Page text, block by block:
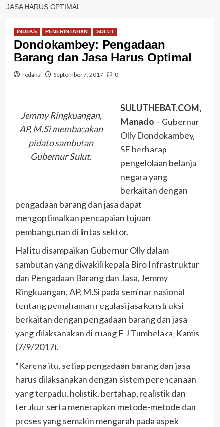
JASA HARUS OPTIMAL
INDEKS PEMERINTAHAN SULUT
Dondokambey: Pengadaan
Barang dan Jasa Harus Optimal
redaksi September 7, 2017 0
Jemmy Ringkuangan,
AP, M.Si membacakan
pidato sambutan
Gubernur Sulut.
SULUTHEBAT.COM,
Manado – Gubernur
Olly Dondokambey,
SE berharap
pengelolaan belanja
negara yang
berkaitan dengan
pengadaan barang dan jasa dapat
mengoptimalkan pencapaian tujuan
pembangunan di lintas sektor.
Hal itu disampaikan Gubernur Olly dalam
sambutan yang diwakili kepala Biro Infrastruktur
dan Pengadaan Barang dan Jasa, Jemmy
Ringkuangan, AP, M.Si pada seminar nasional
tentang pemahaman regulasi jasa konstruksi
berkaitan dengan pengadaan barang dan jasa
yang dilaksanakan di ruang F J Tumbelaka, Kamis
(7/9/2017).
“Karena itu, setiap pengadaan barang dan jasa
harus dilaksanakan dengan sistem perencanaan
yang terpadu, holistik, bertahap, realistik dan
terukur serta menerapkan metode-metode dan
proses yang semakin mengarah pada aspek